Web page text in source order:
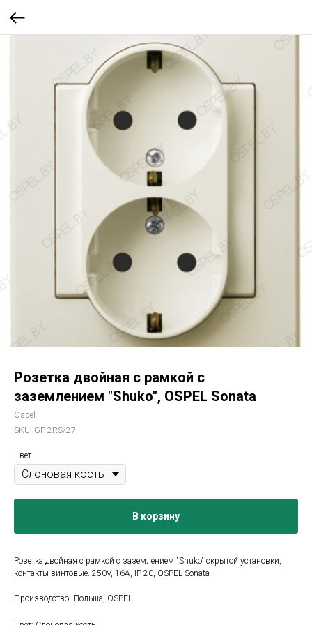
Розетка двойная с рамкой с
заземлением "Shuko", OSPEL Sonata
Ospel
SKU: GP-2RS/27
Цвет
В корзину
Розетка двойная с рамкой с заземлением "Shuko" скрытой установки,
контакты винтовые. 250V, 16A, IP-20, OSPEL Sonata
Производство: Польша, OSPEL